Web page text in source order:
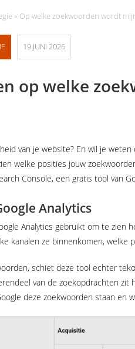
» Op welke zoekwoorden wordt
19 JUNI 2026
op welke
van je website? En wil je
welke posities jouw
Console, een gratis tool van
Analytics
Analytics gebruikt om te zien
kanalen ze binnenkomen, welke
schiet deze tool echter
van de zoekopdrachten
deze zoekwoorden staan en